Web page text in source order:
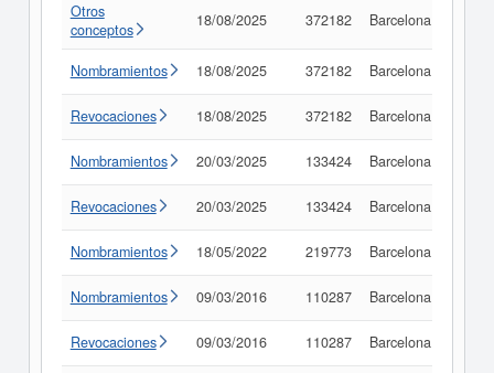
Otros
conceptos
18/08/2025 372182 Barcelona
Nombramientos 18/08/2025 372182 Barcelona
Revocaciones 18/08/2025 372182 Barcelona
Nombramientos 20/03/2025 133424 Barcelona
Revocaciones 20/03/2025 133424 Barcelona
Nombramientos 18/05/2022 219773 Barcelona
Nombramientos 09/03/2016 110287 Barcelona
Revocaciones 09/03/2016 110287 Barcelona